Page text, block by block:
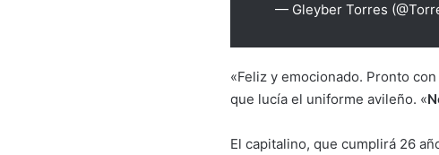
— Gleyber Torres
«Feliz y emocionado. Pronto
que lucía el uniforme avileño. «
El capitalino, que cumplirá 26